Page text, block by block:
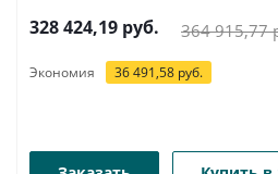
328 424,19 руб. 364 915,77
Экономия 36 491,58 руб.